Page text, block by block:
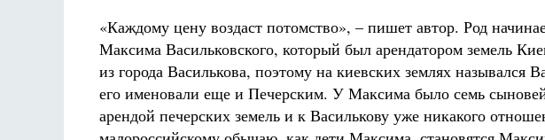
«Каждому цену воздаст потомство», – пишет автор. Род
Максима Васильковского, который был арендатором земель
из города Василькова, поэтому на киевских землях назывался
его именовали еще и Печерским. У Максима было семь
арендой печерских земель и к Василькову уже никакого